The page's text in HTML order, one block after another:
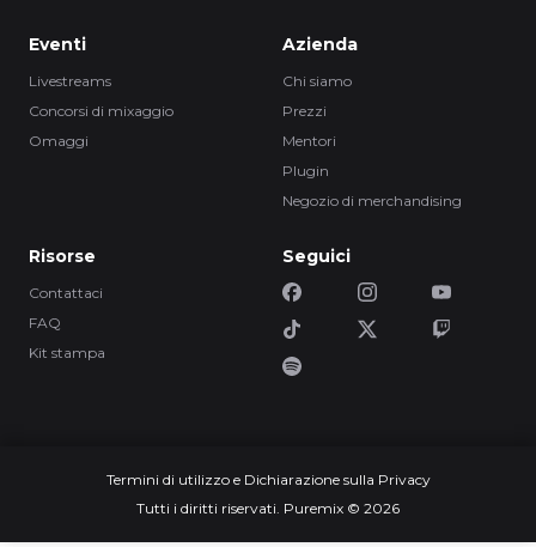
Eventi
Livestreams
Concorsi di mixaggio
Omaggi
Azienda
Chi siamo
Prezzi
Mentori
Plugin
Negozio di merchandising
Risorse
Contattaci
FAQ
Kit stampa
Seguici
Termini di utilizzo e Dichiarazione sulla Privacy
Tutti i diritti riservati. Puremix © 2026